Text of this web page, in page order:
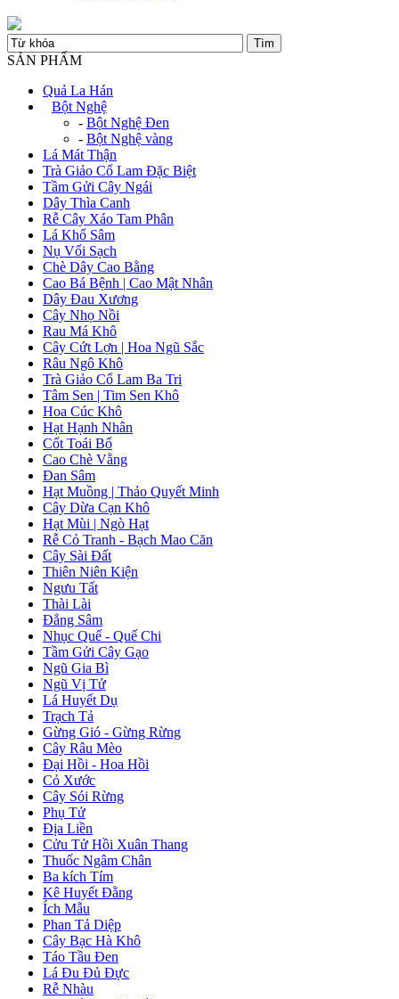
SẢN PHẨM
Quả La Hán
Bột Nghệ
- Bột Nghệ Đen
- Bột Nghệ vàng
Lá Mát Thận
Trà Giảo Cổ Lam Đặc Biệt
Tầm Gửi Cây Ngái
Dây Thìa Canh
Rễ Cây Xáo Tam Phân
Lá Khổ Sâm
Nụ Vối Sạch
Chè Dây Cao Bằng
Cao Bá Bệnh | Cao Mật Nhân
Dây Đau Xương
Cây Nhọ Nồi
Rau Má Khô
Cây Cứt Lợn | Hoa Ngũ Sắc
Râu Ngô Khô
Trà Giảo Cổ Lam Ba Tri
Tâm Sen | Tim Sen Khô
Hoa Cúc Khô
Hạt Hạnh Nhân
Cốt Toái Bổ
Cao Chè Vằng
Đan Sâm
Hạt Muồng | Thảo Quyết Minh
Cây Dừa Cạn Khô
Hạt Mùi | Ngò Hạt
Rễ Cỏ Tranh - Bạch Mao Căn
Cây Sài Đất
Thiên Niên Kiện
Ngưu Tất
Thài Lài
Đẳng Sâm
Nhục Quế - Quế Chi
Tầm Gửi Cây Gạo
Ngũ Gia Bì
Ngũ Vị Tử
Lá Huyết Dụ
Trạch Tả
Gừng Gió - Gừng Rừng
Cây Râu Mèo
Đại Hồi - Hoa Hồi
Cỏ Xước
Cây Sói Rừng
Phụ Tử
Địa Liền
Cửu Tử Hồi Xuân Thang
Thuốc Ngâm Chân
Ba kích Tím
Kê Huyết Đằng
Ích Mẫu
Phan Tả Diệp
Cây Bạc Hà Khô
Táo Tầu Đen
Lá Đu Đủ Đực
Rễ Nhàu